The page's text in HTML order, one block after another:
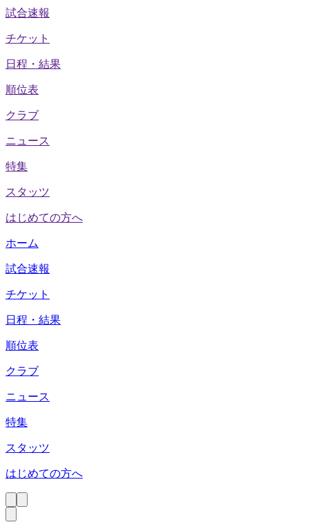
試合速報
チケット
日程・結果
順位表
クラブ
ニュース
特集
スタッツ
はじめての方へ
ホーム
試合速報
チケット
日程・結果
順位表
クラブ
ニュース
特集
スタッツ
はじめての方へ